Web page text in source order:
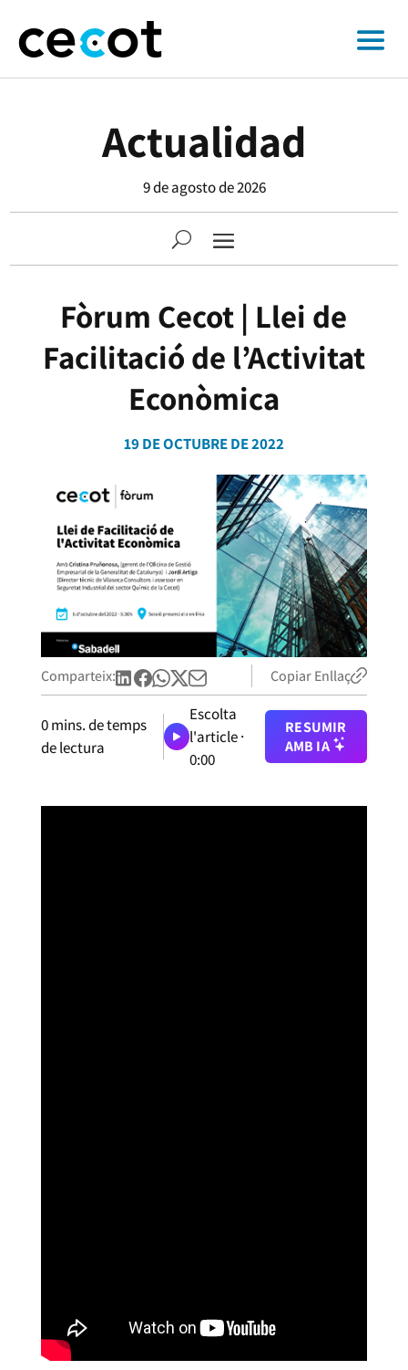
Actualidad
9 de agosto de 2026
Fòrum Cecot | Llei de
Facilitació de l’Activitat
Econòmica
19 DE OCTUBRE DE 2022
Comparteix: Copiar Enllaç
0mins. de temps
de lectura
Escolta
l'article ·
0:00
RESUMIR
AMB IA